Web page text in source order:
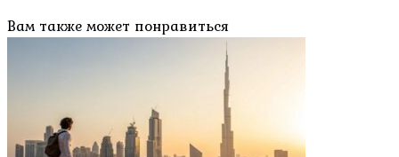
Вам также может понравиться